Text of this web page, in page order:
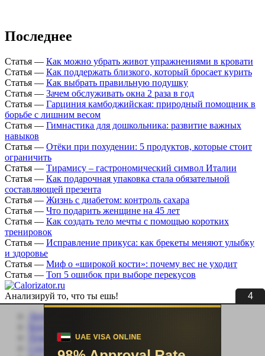
3
Последнее
Статья — Как можно убрать живот упражнениями в кровати
Статья — Как поддержать близкого, который бросает курить
Статья — Как выбрать правильную подушку
Статья — Зачем обслуживать окна 2 раза в год
Статья — Гарциния камбоджийская: природный помощник в
борьбе с лишним весом
Статья — Гимнастика для дошкольника: развитие важных
навыков
Статья — Отёки при похудении: 5 продуктов, которые стоит
ограничить
Статья — Тирамису – гастрономический символ Италии
Статья — Как подарочная упаковка стала обязательной
составляющей презента
Статья — Жизнь с диабетом: контроль сахара
Статья — Что подарить женщине на 45 лет
Статья — Как создать тело мечты с помощью коротких
тренировок
Статья — Исправление прикуса: как брекеты меняют улыбку
и здоровье
Статья — Миф о «широкой кости»: почему вес не уходит
Статья — Топ 5 ошибок при выборе перекусов
Анализируй то, что ты ешь!
Личный кабинет
Помощь сайту
Соцсети